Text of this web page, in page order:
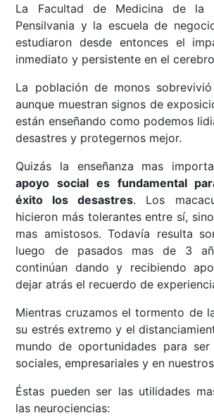
La Facultad de Medicina de la
Pensilvania y la escuela de
estudiaron desde entonces el
inmediato y persistente en el
La población de monos
aunque muestran signos de
están enseñando como podemos
desastres y protegernos mejor.
Quizás la enseñanza mas
apoyo social es fundamental
éxito los desastres. Los
hicieron más tolerantes entre sí,
mas amistosos. Todavía resulta
luego de pasados mas de 3
continúan dando y recibiendo
dejar atrás el recuerdo de
Mientras cruzamos el tormento de
su estrés extremo y el
mundo de oportunidades para ser
sociales, empresariales y en
Éstas pueden ser las utilidades
las neurociencias: